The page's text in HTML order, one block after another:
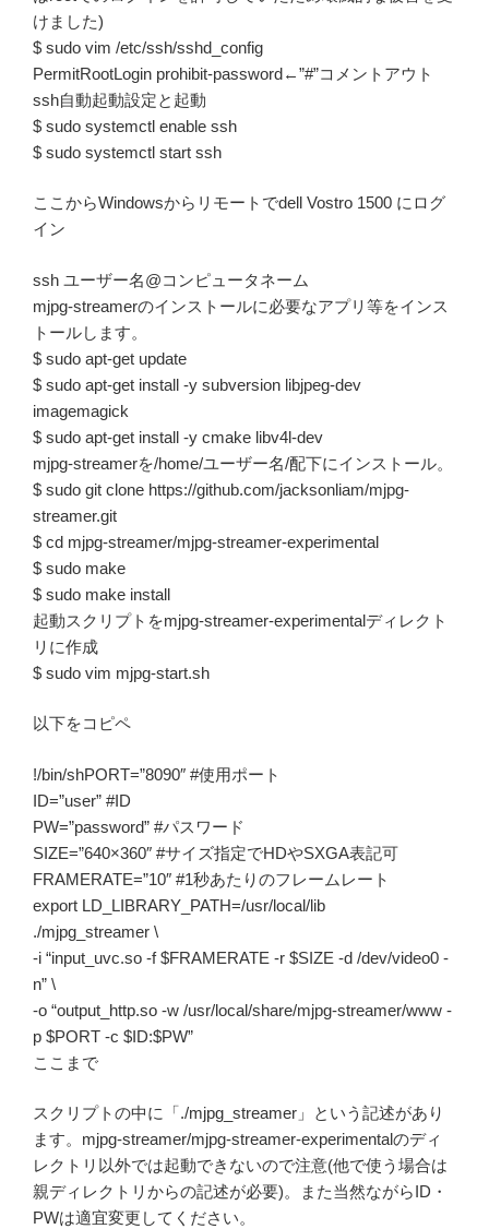
けました)
$ sudo vim /etc/ssh/sshd_config
PermitRootLogin prohibit-password←”#”コメントアウト
ssh自動起動設定と起動
$ sudo systemctl enable ssh
$ sudo systemctl start ssh
ここからWindowsからリモートでdell Vostro 1500 にログ
イン
ssh ユーザー名@コンピュータネーム
mjpg-streamerのインストールに必要なアプリ等をインス
トールします。
$ sudo apt-get update
$ sudo apt-get install -y subversion libjpeg-dev
imagemagick
$ sudo apt-get install -y cmake libv4l-dev
mjpg-streamerを/home/ユーザー名/配下にインストール。
$ sudo git clone https://github.com/jacksonliam/mjpg-
streamer.git
$ cd mjpg-streamer/mjpg-streamer-experimental
$ sudo make
$ sudo make install
起動スクリプトをmjpg-streamer-experimentalディレクト
リに作成
$ sudo vim mjpg-start.sh
以下をコピペ
!/bin/shPORT=”8090″ #使用ポート
ID=”user” #ID
PW=”password” #パスワード
SIZE=”640×360″ #サイズ指定でHDやSXGA表記可
FRAMERATE=”10″ #​1秒あたりのフレームレート
export LD_LIBRARY_PATH=/usr/local/lib
./mjpg_streamer \
-i “input_uvc.so -f $FRAMERATE -r $SIZE -d /dev/video0 -
n” \
-o “output_http.so -w /usr/local/share/mjpg-streamer/www -
p $PORT -c $ID:$PW”
ここまで
スクリプトの中に「./mjpg_streamer」という記述があり
ます。mjpg-streamer/mjpg-streamer-experimentalのディ
レクトリ以外では起動できないので注意(他で使う場合は
親ディレクトリからの記述が必要)。また当然ながらID・
PWは適宜変更してください。